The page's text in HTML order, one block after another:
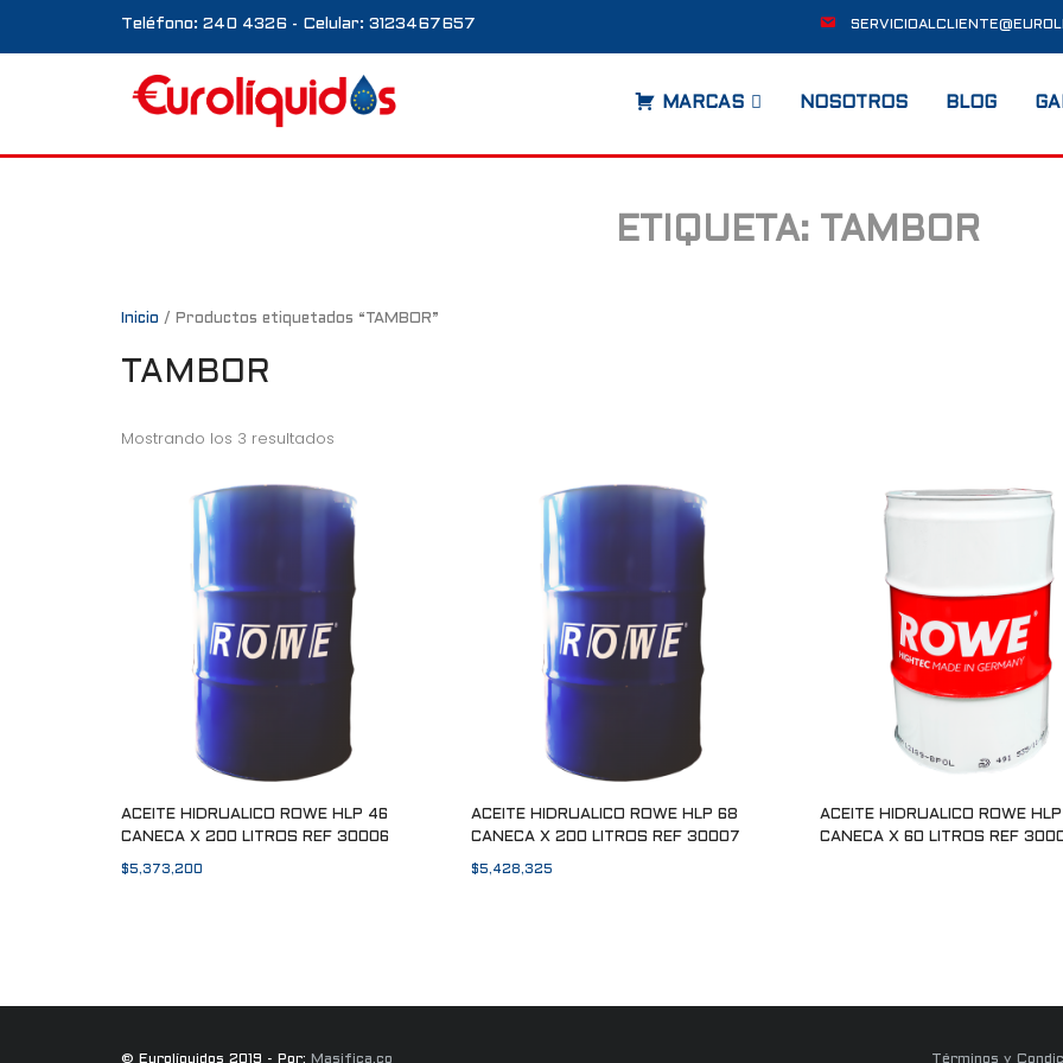
Teléfono: 240 4326 - Celular: 3123467657
MARCAS NOSOTROS BLOG
ETIQUETA: TAMBOR
Inicio / Productos etiquetados “TAMBOR”
TAMBOR
Mostrando los 3 resultados
ACEITE HIDRUALICO ROWE HLP 46
CANECA X 200 LITROS REF 30006
$5,373,200
ACEITE HIDRUALICO ROWE HLP 68
CANECA X 200 LITROS REF 30007
$5,428,325
ACEITE HIDRUALICO ROWE
CANECA X 60 LITROS REF
© Eurolíquidos 2019 - Por: Masifica.co Términos y